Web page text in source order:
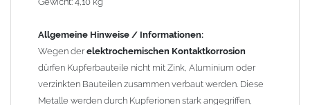
Allgemeine Hinweise / Informationen:
Wegen derelektrochemischen Kontaktkorrosion
dürfen Kupferbauteile nicht mit Zink, Aluminium oder
verzinkten Bauteilen zusammen verbaut werden. Diese
Metalle werden durch Kupferionen stark angegriffen,